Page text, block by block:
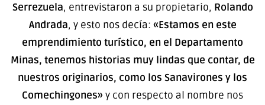
Serrezuela, entrevistaron a su propietario, Rolando
Andrada, y esto nos decía: «Estamos en este
emprendimiento turístico, en el Departamento
Minas, tenemos historias muy lindas que contar, de
nuestros originarios, como los Sanavirones y los
Comechingones»y con respecto al nombre nos